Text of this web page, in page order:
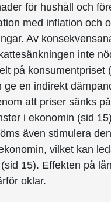
för hushåll och
med inflation och
Av
inte
på konsumentpriset
ge en indirekt
att priser sänks
i ekonomin (sid
även stimulera
vilket kan
15). Effekten på
oklar.